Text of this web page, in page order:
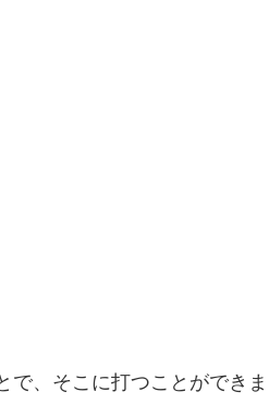
で、そこに打つことができま